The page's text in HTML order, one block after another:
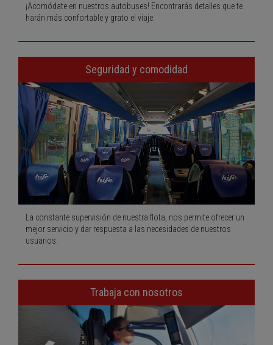
¡Acomódate en nuestros autobuses! Encontrarás detalles que te
harán más confortable y grato el viaje.
Seguridad y comodidad
La constante supervisión de nuestra flota, nos permite ofrecer un
mejor servicio y dar respuesta a las necesidades de nuestros
usuarios.
Trabaja con nosotros